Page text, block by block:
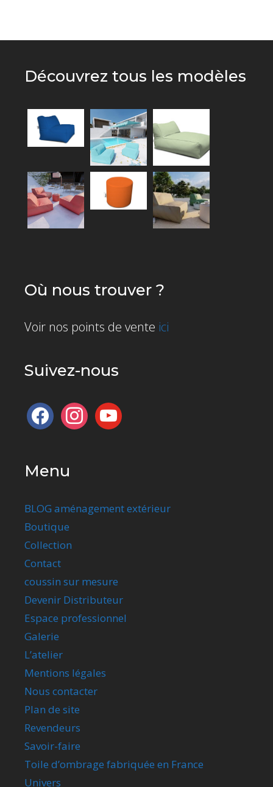
Découvrez tous les modèles
Où nous trouver ?
Voir nos points de vente ici
Suivez-nous
facebookinstagramyoutube
Menu
BLOG aménagement extérieur
Boutique
Collection
Contact
coussin sur mesure
Devenir Distributeur
Espace professionnel
Galerie
L’atelier
Mentions légales
Nous contacter
Plan de site
Revendeurs
Savoir-faire
Toile d’ombrage fabriquée en France
Univers